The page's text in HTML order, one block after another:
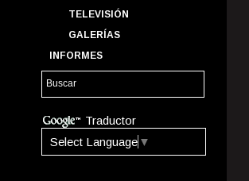
TELEVISIÓN
GALERÍAS
INFORMES
Traductor
Select Language ▼